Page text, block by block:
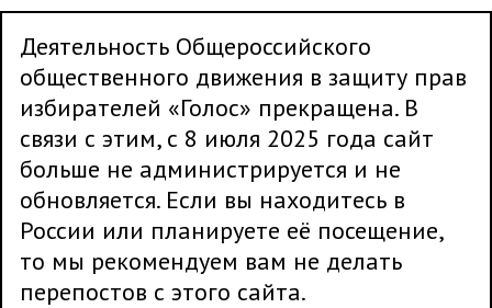
Деятельность Общероссийского
общественного движения в защиту прав
избирателей «Голос» прекращена. В
связи с этим, с 8 июля 2025 года сайт
больше не администрируется и не
обновляется. Если вы находитесь в
России или планируете её посещение,
то мы рекомендуем вам не делать
перепостов с этого сайта.